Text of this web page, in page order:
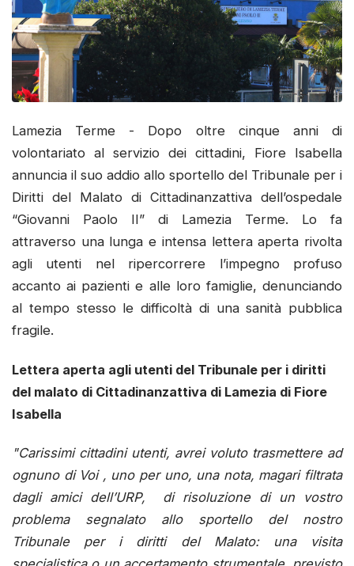
Lamezia Terme - Dopo oltre cinque anni di
volontariato al servizio dei cittadini, Fiore Isabella
annuncia il suo addio allo sportello del Tribunale per i
Diritti del Malato di Cittadinanzattiva dell’ospedale
“Giovanni Paolo II” di Lamezia Terme. Lo fa
attraverso una lunga e intensa lettera aperta rivolta
agli utenti nel ripercorrere l’impegno profuso
accanto ai pazienti e alle loro famiglie, denunciando
al tempo stesso le difficoltà di una sanità pubblica
fragile.
Lettera aperta agli utenti del Tribunale per i diritti
del malato di Cittadinanzattiva di Lamezia di Fiore
Isabella
"Carissimi cittadini utenti, avrei voluto trasmettere ad
ognuno di Voi , uno per uno, una nota, magari filtrata
dagli amici dell’URP, di risoluzione di un vostro
problema segnalato allo sportello del nostro
Tribunale per i diritti del Malato: una visita